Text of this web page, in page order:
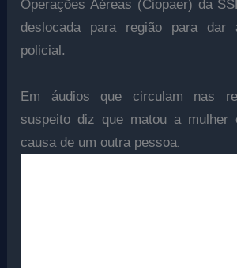
Operações Aéreas (Ciopaer) da
deslocada para região para dar
policial.
Em áudios que circulam nas
suspeito diz que matou a
causa de um outra pessoa.